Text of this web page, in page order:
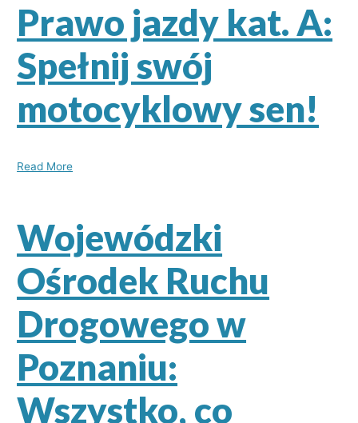
Prawo jazdy kat. A:
Spełnij swój
motocyklowy sen!
Read More
Wojewódzki
Ośrodek Ruchu
Drogowego w
Poznaniu:
Wszystko, co